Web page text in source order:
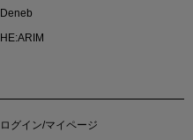
Deneb
HE:ARIM
ログイン/マイページ